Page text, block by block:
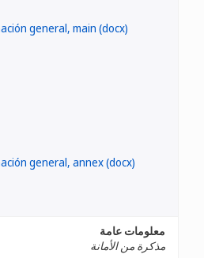
معلومات عامة
مذكرة من الأمانة